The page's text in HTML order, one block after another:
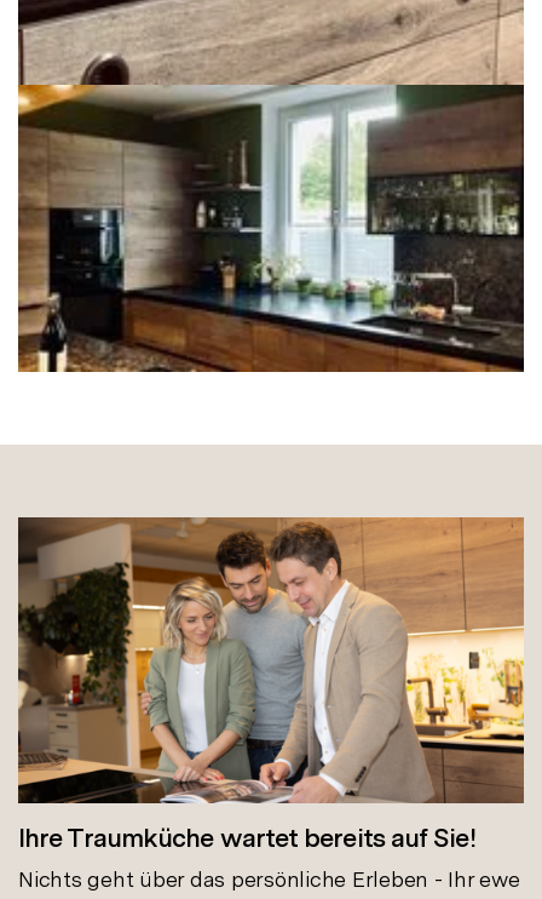
Ihre Traumküche wartet bereits auf Sie!
Nichts geht über das persönliche Erleben - Ihr ewe